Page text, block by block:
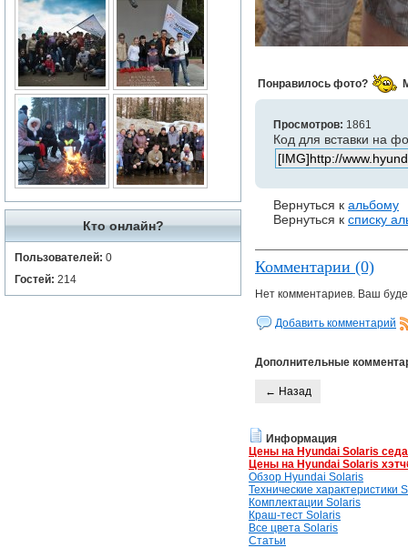
Кто онлайн?
Пользователей: 0
Гостей: 214
Понравилось фото?
Просмотров: 1861
Код для вставки на
Вернуться к альбому
Вернуться к списку
Комментарии (0)
Нет комментариев. Ваш
Добавить комментарий
Дополнительные
← Назад
Информация
Цены на Hyundai Solaris
Цены на Hyundai Solaris
Обзор Hyundai Solaris
Технические характеристики
Комплектации Solaris
Краш-тест Solaris
Все цвета Solaris
Статьи